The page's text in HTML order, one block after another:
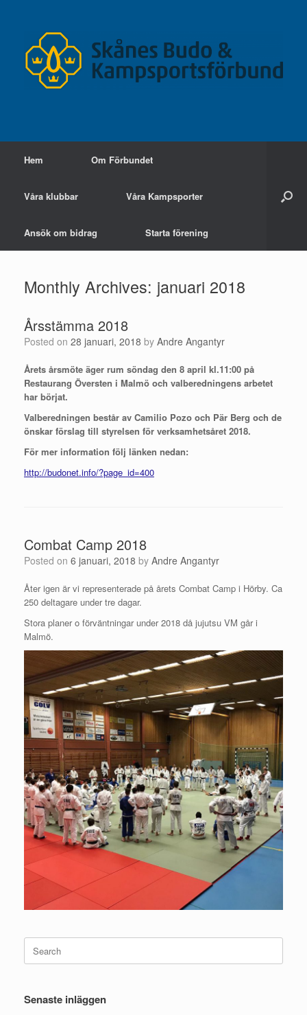
Hem Om Förbundet
Våra klubbar Våra Kampsporter
Ansök om bidrag Starta förening
Monthly Archives: januari 2018
Årsstämma 2018
Posted on 28 januari, 2018 by Andre Angantyr
Årets årsmöte äger rum söndag den 8 april kl.11:00 på
Restaurang Översten i Malmö och valberedningens arbetet
har börjat.
Valberedningen består av Camilio Pozo och Pär Berg och de
önskar förslag till styrelsen för verksamhetsåret 2018.
För mer information följ länken nedan:
http://budonet.info/?page_id=400
Combat Camp 2018
Posted on 6 januari, 2018 by Andre Angantyr
Åter igen är vi representerade på årets Combat Camp i Hörby. Ca
250 deltagare under tre dagar.
Stora planer o förväntningar under 2018 då jujutsu VM går i
Malmö.
for:
Senaste inläggen